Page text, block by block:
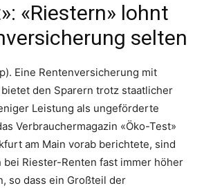
«Riestern» lohnt
selten
Eine Rentenversicherung mit
den Sparern trotz staatlicher
Leistung als ungeförderte
Verbrauchermagazin «Öko-Test»
am Main vorab berichtete, sind
Riester-Renten fast immer höher
so dass ein Großteil der